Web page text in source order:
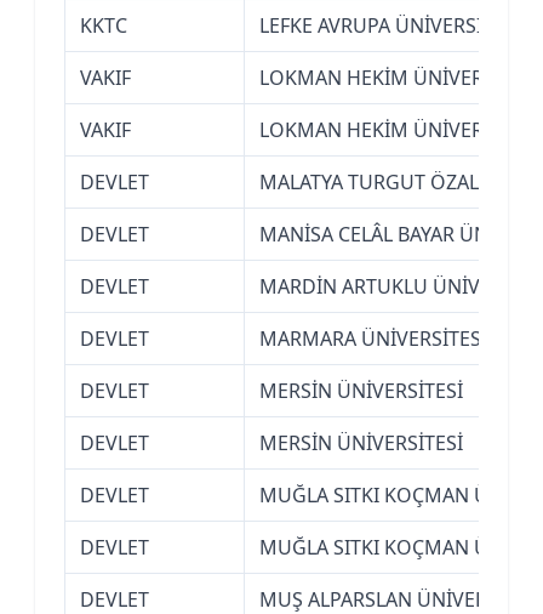
KKTC
LEFKE AVRUPA ÜNİVERSİTESİ
VAKIF
LOKMAN HEKİM
VAKIF
LOKMAN HEKİM
DEVLET
MALATYA TURGUT ÖZAL
DEVLET
MANİSA CELÂL BAYAR
DEVLET
MARDİN ARTUKLU
DEVLET
MARMARA ÜNİVERSİTESİ
DEVLET
MERSİN ÜNİVERSİTESİ
DEVLET
MERSİN ÜNİVERSİTESİ
DEVLET
MUĞLA SITKI KOÇMAN
DEVLET
MUĞLA SITKI KOÇMAN
DEVLET
MUŞ ALPARSLAN ÜNİVERSİTESİ